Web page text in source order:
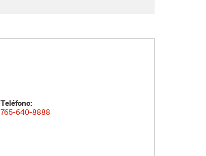
Teléfono:
765-640-8888